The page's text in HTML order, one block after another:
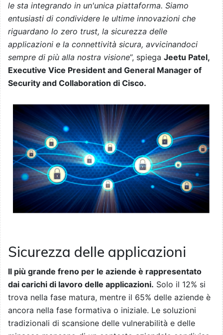
le sta integrando in un'unica piattaforma. Siamo
entusiasti di condividere le ultime innovazioni che
riguardano lo zero trust, la sicurezza delle
applicazioni e la connettività sicura, avvicinandoci
sempre di più alla nostra visione”, spiega Jeetu Patel,
Executive Vice President and General Manager of
Security and Collaboration di Cisco.
Sicurezza delle applicazioni
Il più grande freno per le aziende è rappresentato
dai carichi di lavoro delle applicazioni. Solo il 12% si
trova nella fase matura, mentre il 65% delle aziende è
ancora nella fase formativa o iniziale. Le soluzioni
tradizionali di scansione delle vulnerabilità e delle